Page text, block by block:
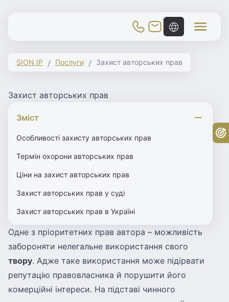
Toggle Mobile Menu
SION IP Послуги Захист авторських прав
Захист авторських прав
Зміст
Особливості захисту авторських прав
Термін охорони авторських прав
Ціни на захист авторських прав
Захист авторських прав у суді
Захист авторських прав в Україні
Одне з пріоритетних прав автора – можливість
забороняти нелегальне використання свого
твору. Адже таке використання може підірвати
репутацію правовласника й порушити його
комерційні інтереси. На підставі чинного